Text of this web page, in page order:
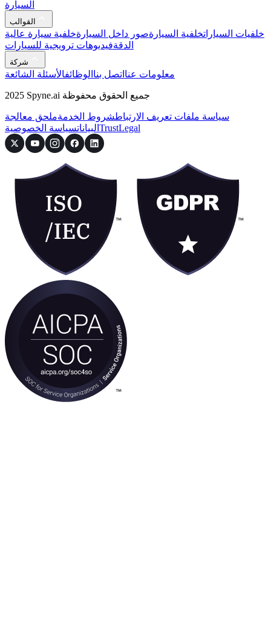
السيارة
القوالب
خلفيات السياراتخلفية السيارةصور داخل السيارةخلفية سيارة عالية
الدقةفيديوهات ترويجية للسيارات
شركة
معلومات عنا اتصل بنا الوظائفالأسئلة الشائعة
2025 Spyne.ai جميع الحقوق محفوظة
سياسة ملفات تعريف الارتباطشروط الخدمةملحق معالجة
البياناتسياسة الخصوصية TrustLegal